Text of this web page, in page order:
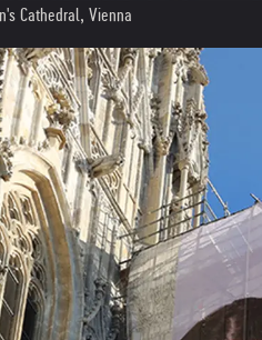
Cathedral, Vienna